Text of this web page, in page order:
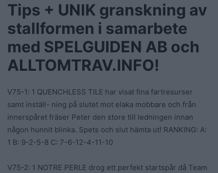
Tips + UNIK granskning av
stallformen i samarbete
med SPELGUIDEN AB och
ALLTOMTRAV.INFO!
V75-1: 1 QUENCHLESS TILE har visat fina fartresurser
samt inställ- ning på slutet mot elaka mobbare och från
innerspåret fräser Peter den store till ledningen innan
någon hunnit blinka. Spets och slut hämta ut! RANKING: A:
1 B: 9-2-5-8 C: 7-6-12-4-11-10
V75-2: 1 NOTRE PERLE drog ett perfekt startspår då Team